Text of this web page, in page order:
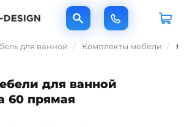
для ванной Комплекты мебели
для ванной
60 прямая